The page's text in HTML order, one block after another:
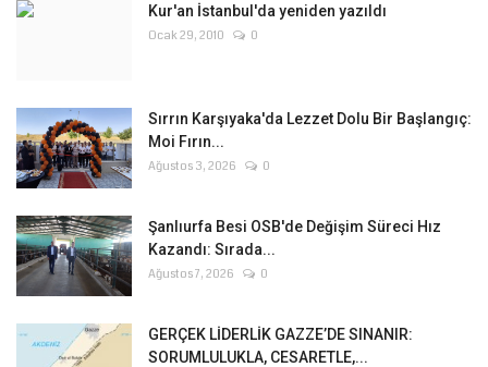
Kur'an İstanbul'da yeniden yazıldı
Ocak 29, 2010 0
Sırrın Karşıyaka'da Lezzet Dolu Bir Başlangıç:
Moi Fırın...
Ağustos 3, 2026 0
Şanlıurfa Besi OSB'de Değişim Süreci Hız
Kazandı: Sırada...
Ağustos 7, 2026 0
GERÇEK LİDERLİK GAZZE’DE SINANIR:
SORUMLULUKLA, CESARETLE,...